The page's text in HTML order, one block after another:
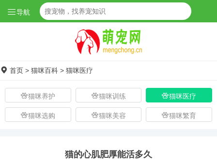
导航
首页 > 猫咪百科 > 猫咪医疗
猫咪养护 猫咪训练 猫咪医疗
猫咪选购 猫咪美容 猫咪繁育
猫的心肌肥厚能活多久